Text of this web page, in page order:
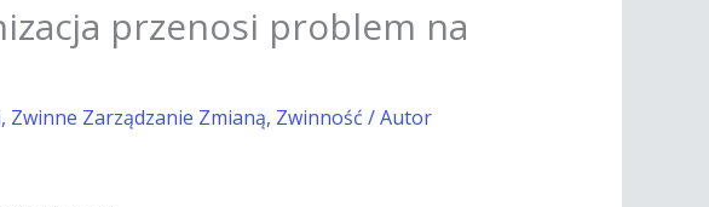
przenosi problem na
, Zwinne Zarządzanie Zmianą, Zwinność / Autor